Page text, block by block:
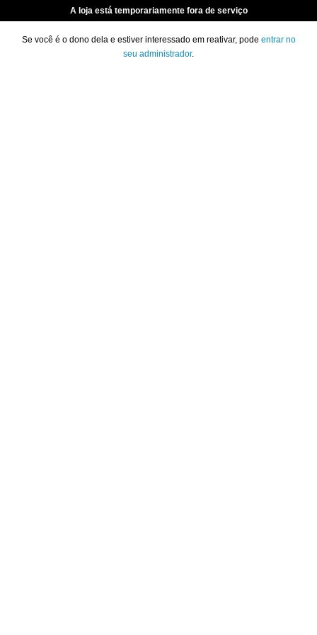
A loja está temporariamente fora de serviço
Se você é o dono dela e estiver interessado em reativar, pode entrar no
seu administrador.